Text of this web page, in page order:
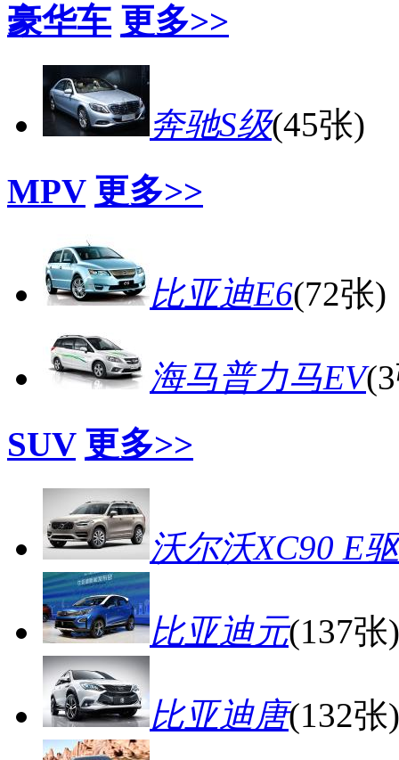
豪华车 更多>>
奔驰S级(45张)
MPV 更多>>
比亚迪E6(72张)
海马普力马EV
SUV 更多>>
沃尔沃XC90 E驱
比亚迪元(137张)
比亚迪唐(132张)